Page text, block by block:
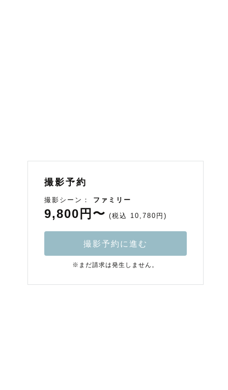
撮影予約
撮影シーン： ファミリー
9,800円〜 (税込 10,780円)
撮影予約に進む
※まだ請求は発生しません。